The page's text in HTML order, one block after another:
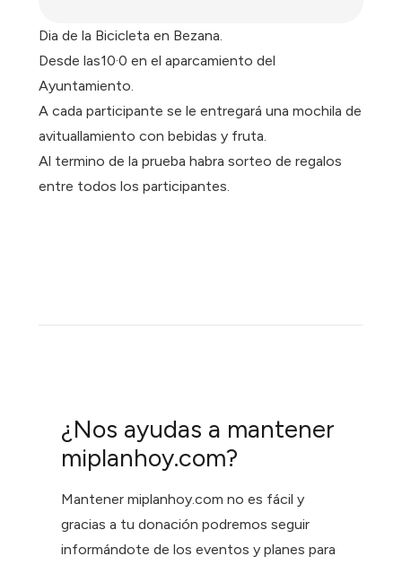
Dia de la Bicicleta en Bezana.
Desde las10·0 en el aparcamiento del
Ayuntamiento.
A cada participante se le entregará una mochila de
avituallamiento con bebidas y fruta.
Al termino de la prueba habra sorteo de regalos
entre todos los participantes.
¿Nos ayudas a mantener
miplanhoy.com?
Mantener miplanhoy.com no es fácil y
gracias a tu donación podremos seguir
informándote de los eventos y planes para